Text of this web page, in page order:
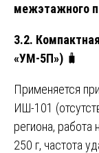
межэтажного
3.2.
«УМ-5П») 🧳
Применяется
ИШ-101
региона,
250 г, частота